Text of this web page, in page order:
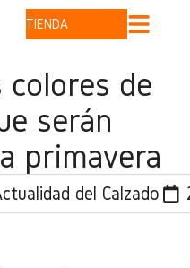
TIENDA
colores de
serán
primavera
del Calzado